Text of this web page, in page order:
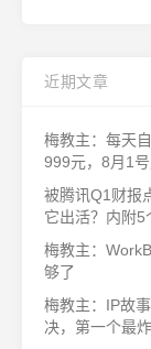
近期文章
梅教主：每天
999元，8月1
被腾讯Q1财报
它出活？内附5
梅教主：
够了
梅教主：IP故
决，第一个最